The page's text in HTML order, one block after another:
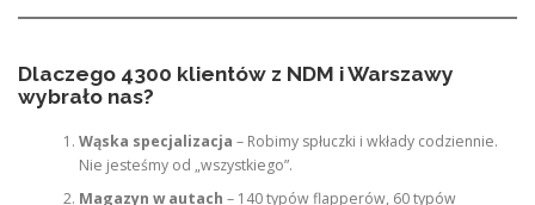
Dlaczego 4300 klientów z NDM i Warszawy
wybrało nas?
Wąska specjalizacja – Robimy spłuczki i wkłady codziennie.
Nie jesteśmy od „wszystkiego”.
Magazyn w autach – 140 typów flapperów, 60 typów